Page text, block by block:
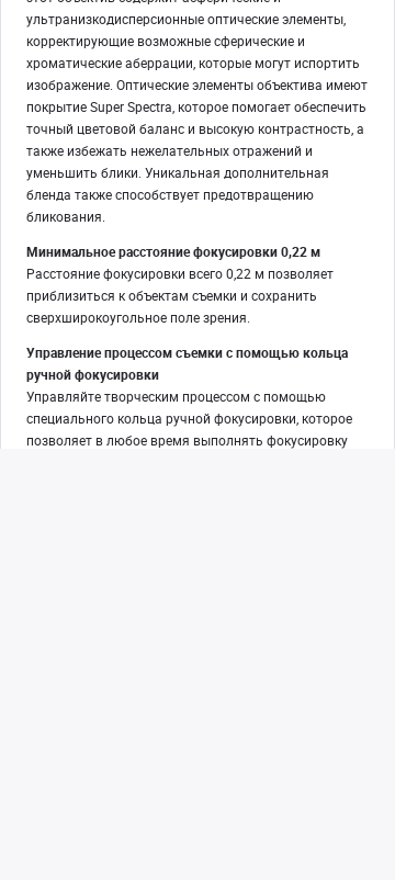
ультранизкодисперсионные оптические элементы,
корректирующие возможные сферические и
хроматические аберрации, которые могут испортить
изображение. Оптические элементы объектива имеют
покрытие Super Spectra, которое помогает обеспечить
точный цветовой баланс и высокую контрастность, а
также избежать нежелательных отражений и
уменьшить блики. Уникальная дополнительная
бленда также способствует предотвращению
бликования.
Минимальное расстояние фокусировки 0,22 м
Расстояние фокусировки всего 0,22 м позволяет
приблизиться к объектам съемки и сохранить
сверхширокоугольное поле зрения.
Управление процессом съемки с помощью кольца
ручной фокусировки
Управляйте творческим процессом с помощью
специального кольца ручной фокусировки, которое
позволяет в любое время выполнять фокусировку